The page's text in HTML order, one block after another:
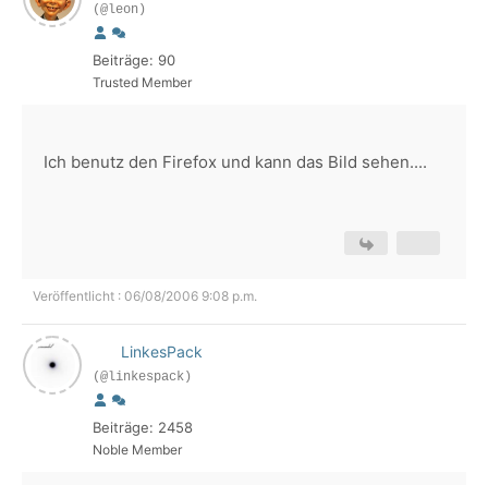
(@leon)
Beiträge: 90
Trusted Member
Ich benutz den Firefox und kann das Bild sehen....
Veröffentlicht : 06/08/2006 9:08 p.m.
LinkesPack
(@linkespack)
Beiträge: 2458
Noble Member